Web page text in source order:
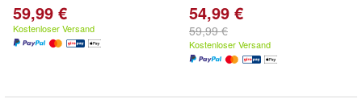
59,99 €
Kostenloser Versand
54,99 €
59,99 €
Kostenloser Versand